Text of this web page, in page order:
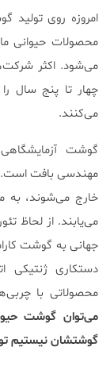
امروزه روی تولید
محصولات حیوانی
می‌شود. اکثر
چهار تا پنج سال
می‌کنند.
گوشت
مهندسی بافت است.
خارج می‌شوند، به
می‌یابند. از لحاظ
جهانی به گوشت
دستکاری ژنتیکی
محصولاتی با
می‌توان گوشت
گوشتشان نیستیم